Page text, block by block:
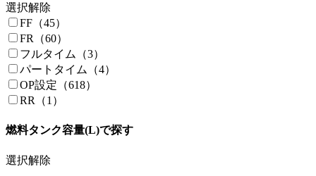
ADDSET（2）
ADRIA（21）
AIRSTREAM（4）
ANNEX（19）
ATV群馬（4）
AUSTRA（1）
AUTO ONE（10）
AUTO RIESEN（1）
AZ-MAX（10）
BOXY STYLE（1）
CAD SALES WATANABE（1）
選択解除
FF（45）
FR（60）
フルタイム（3）
パートタイム（4）
OP設定（618）
RR（1）
燃料タンク容量(L)で探す
選択解除